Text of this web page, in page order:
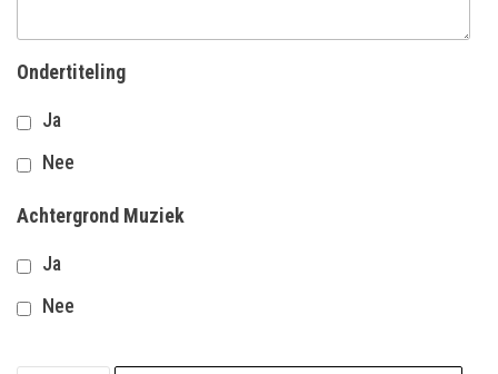
Ondertiteling
Ja
Nee
Achtergrond Muziek
Ja
Nee